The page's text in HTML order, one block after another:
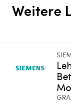
Weitere